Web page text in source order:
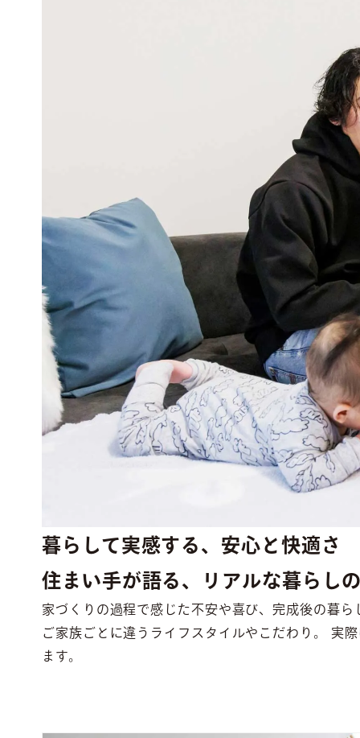
暮らして実感する、安心と快適さ
住まい手が語る、リアルな暮らし
家づくりの過程で感じた不安や喜び、完成後の暮ら
ご家族ごとに違うライフスタイルやこだわり。 実
ます。